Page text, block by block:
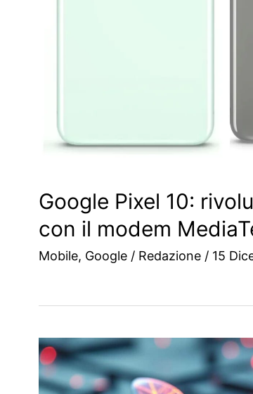
Google Pixel 10:
con il modem
Mobile, Google / Redazione / 15